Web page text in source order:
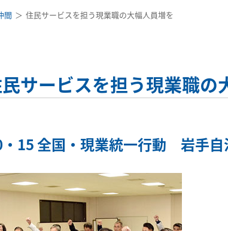
間 住民サービスを担う現業職の大幅人員増を
サービスを担う現業職の
・15 全国・現業統一行動 岩手自